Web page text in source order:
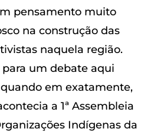
pensamento muito
na construção das
naquela região.
para um debate aqui
em exatamente,
a 1ª Assembleia
Indígenas da